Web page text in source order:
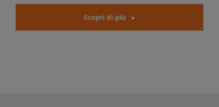
Scopri di più